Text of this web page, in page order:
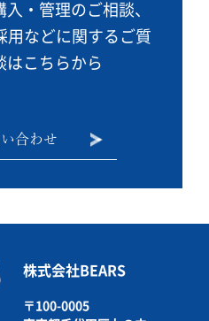
・管理のご相談、
用などに関するご質
はこちらから
合わせ
株式会社BEARS
〒100-0005